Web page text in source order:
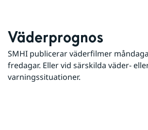
Väderprognos
SMHI publicerar väderfilmer
fredagar. Eller vid särskilda väder-
varningssituationer.